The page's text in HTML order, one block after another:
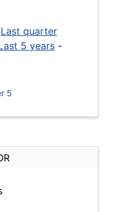
Last quarter
5 years -
5